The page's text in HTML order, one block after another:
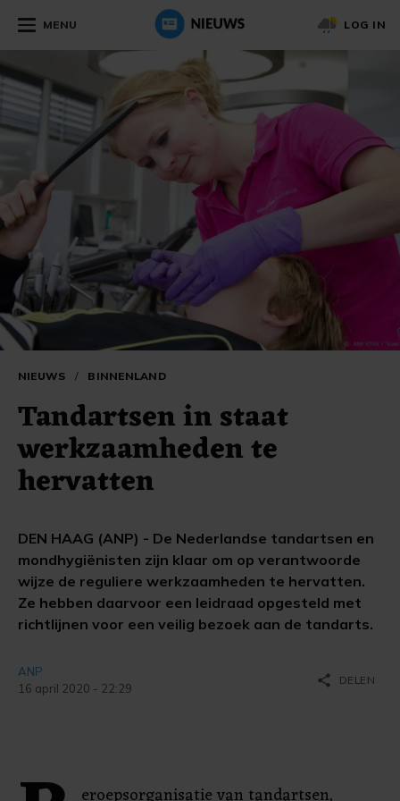
MENU LOG IN
NIEUWS / BINNENLAND
Tandartsen in staat
werkzaamheden te
hervatten
DEN HAAG (ANP) - De Nederlandse tandartsen en
mondhygiënisten zijn klaar om op verantwoorde
wijze de reguliere werkzaamheden te hervatten.
Ze hebben daarvoor een leidraad opgesteld met
richtlijnen voor een veilig bezoek aan de tandarts.
ANP
16 april 2020 - 22:29
share DELEN